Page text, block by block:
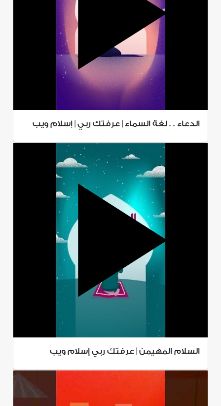
الدعاء . . لغة السماء | عرفتك ربي | إسلام ويب
السلام المهيمن | عرفتك ربي إسلام ويب